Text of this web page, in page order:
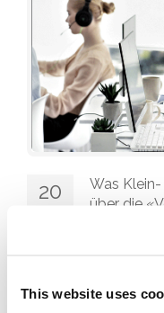
This website uses
20
Was
über die
Counts